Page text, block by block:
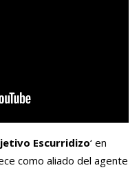
Escurridizo‘ en
como aliado del agente